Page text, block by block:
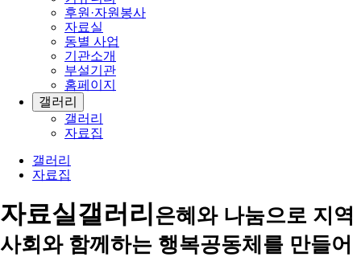
후원·자원봉사
자료실
동별 사업
기관소개
부설기관
홈페이지
갤러리
갤러리
자료집
갤러리
자료집
자료실갤러리은혜와 나눔으로 지역
사회와 함께하는 행복공동체를 만들어